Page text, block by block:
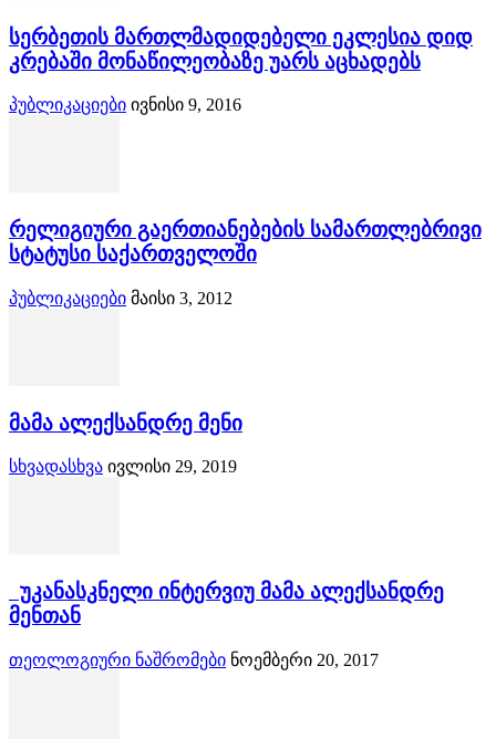
სერბეთის მართლმადიდებელი ეკლესია დიდ
კრებაში მონაწილეობაზე უარს აცხადებს
პუბლიკაციები ივნისი 9, 2016
რელიგიური გაერთიანებების სამართლებრივი
სტატუსი საქართველოში
პუბლიკაციები მაისი 3, 2012
მამა ალექსანდრე მენი
სხვადასხვა ივლისი 29, 2019
უკანასკნელი ინტერვიუ მამა ალექსანდრე
მენთან
თეოლოგიური ნაშრომები ნოემბერი 20, 2017